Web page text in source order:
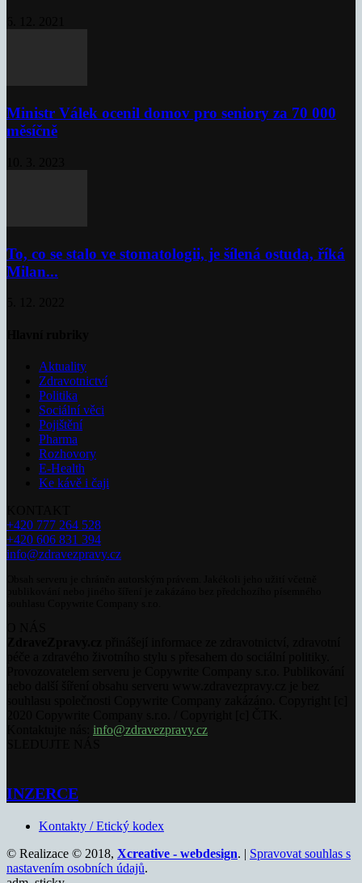
Ministr Válek ocenil domov pro seniory za 70 000
měsíčně
To, co se stalo ve stomatologii, je šílená ostuda, říká
Milan...
Aktuality
Zdravotnictví
Politika
Sociální věci
Pojištění
Pharma
Rozhovory
E-Health
Ke kávě i čaji
+420 777 264 528
+420 606 831 394
info@zdravezpravy.cz
info@zdravezpravy.cz
INZERCE
Kontakty / Etický kodex
© Realizace © 2018, Xcreative - webdesign. | Spravovat souhlas s
nastavením osobních údajů.